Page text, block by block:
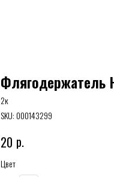
Флягодержатель
2к
SKU:000143299
20 р.
Цвет